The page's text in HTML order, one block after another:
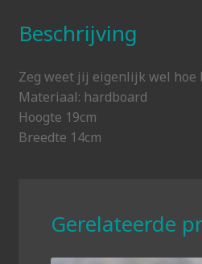
Beschrijving
Zeg weet jij eigenlijk wel hoe
Materiaal: hardboard
Hoogte 19cm
Breedte 14cm
Gerelateerde